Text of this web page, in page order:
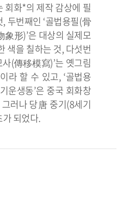
화*의 제작 감상에 필
두번째인 ‘골법용필(骨
形)’은 대상의 실제모
색을 칠하는 것, 다섯번
(傳移模寫)’는 옛그림
라 할 수 있고, ‘골법용
운생동’은 중국 회화창
러나 당唐 중기(8세기
되었다.